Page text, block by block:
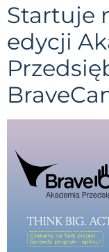
Startuje
edycji